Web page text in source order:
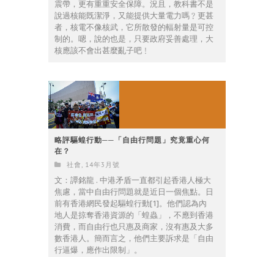
震帶，更有重重安全保障。況且，教科書不是
說過核能既潔淨，又能提供大量電力嗎﹖更甚
者，核電不像核武，它所散發的輻射量是可控
制的。嗯，說的也是，只要政府妥善處理，大
核應該不會出甚麼亂子吧﹗
略評驅蝗行動──「自由行問題」究竟重心何
在？
社會 14年3月號
文：譚銘龍 . 中港矛盾一直都引起香港人極大
焦慮，當中自由行問題就是近日一個焦點。日
前有香港網民發起驅蝗行動[1]。他們認為內
地人是掠奪香港資源的「蝗蟲」，不應到香港
消費，而自由行也只惠及商家，沒有惠及大多
數香港人。簡而言之，他們主要訴求是「自由
行逼爆，應作出限制」。